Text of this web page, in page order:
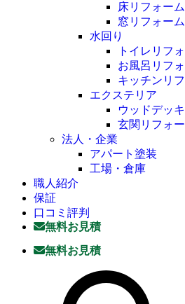
床リフォーム
窓リフォーム
水回り
トイレリフ
お風呂リフ
キッチンリ
エクステリア
ウッドデッ
玄関リフォ
法人・企業
アパート塗装
工場・倉庫
職人紹介
保証
口コミ評判
無料お見積
無料お見積